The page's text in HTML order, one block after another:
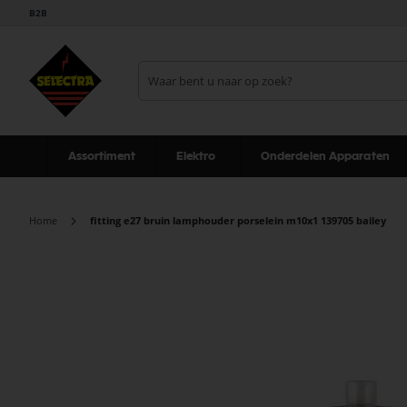
B2B
Assortiment Elektro Onderdelen Apparaten
Home fitting e27 bruin lamphouder porselein m10x1 139705 bailey